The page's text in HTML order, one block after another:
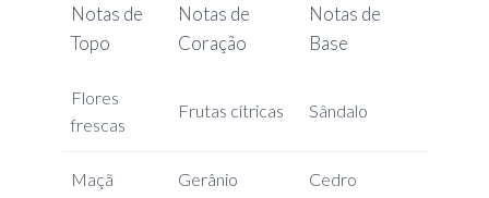
Notas de
Topo
Notas de
Coração
Notas de
Base
Flores
frescas
Frutas cítricas Sândalo
Maçã Gerânio Cedro